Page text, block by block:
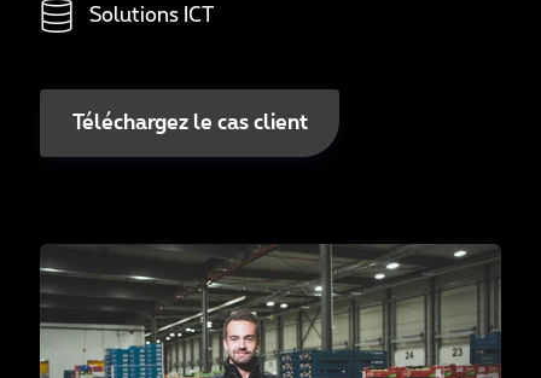
Solutions ICT
Téléchargez le cas client